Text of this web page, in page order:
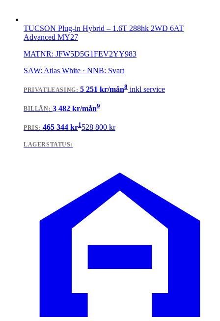
TUCSON Plug-in Hybrid – 1.6T 288hk 2WD 6AT
Advanced MY27
MATNR: JFW5D5G1FEV2YY983
SAW: Atlas White · NNB: Svart
PRIVATLEASING:5 251 kr/mån8 inkl service
BILLÅN: 3 482kr/mån9
PRIS: 465 344kr1528 800kr
LAGERSTATUS: